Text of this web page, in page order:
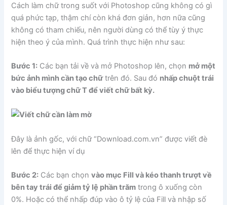
Cách làm chữ trong suốt với Photoshop cũng không có gì
quá phức tạp, thậm chí còn khá đơn giản, hơn nữa cũng
không có tham chiếu, nên người dùng có thể tùy ý thực
hiện theo ý của mình. Quá trình thực hiện như sau:
Bước 1: Các bạn tải về và mở Photoshop lên, chọn mở một
bức ảnh mình cần tạo chữtrên đó. Sau đó nhấp chuột trái
vào biểu tượng chữ T để viết chữ bất kỳ.
Đây là ảnh gốc, với chữ “Download.com.vn” được viết đè
lên để thực hiện ví dụ
Bước 2: Các bạn chọnvào mục Fill và kéo thanh trượt về
bên tay trái để giảm tỷ lệ phần trăm trong ô xuống còn
0%. Hoặc có thể nhấp đúp vào ô tỷ lệ của Fill và nhập số